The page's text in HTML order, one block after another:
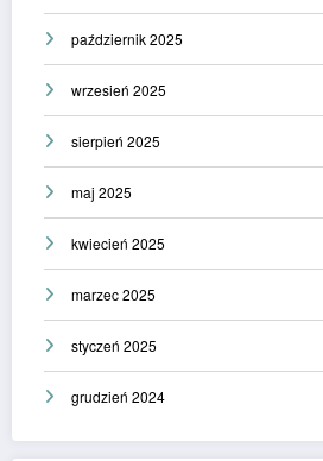
październik 2025
wrzesień 2025
sierpień 2025
maj 2025
kwiecień 2025
marzec 2025
styczeń 2025
grudzień 2024